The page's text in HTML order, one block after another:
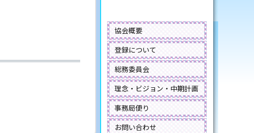
協会概要
登録について
総務委員会
理念・ビジョン・中期計画
事務局便り
お問い合わせ